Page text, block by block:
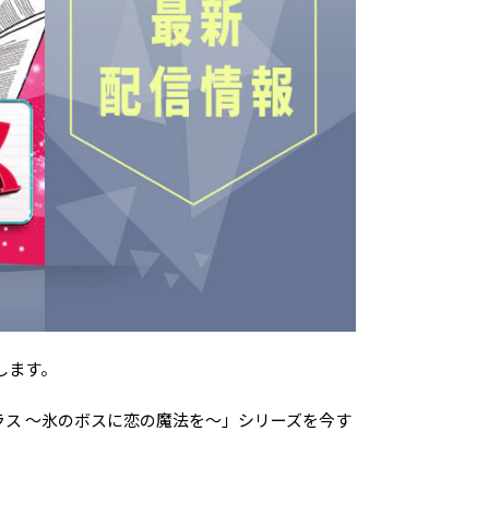
す。
～氷のボスに恋の魔法を～」シリーズを今す